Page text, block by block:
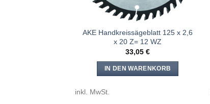
AKE Handkreissägeblatt 125 x 2,6
x 20 Z= 12 WZ
33,05€
IN DEN WARENKORB
inkl. MwSt.